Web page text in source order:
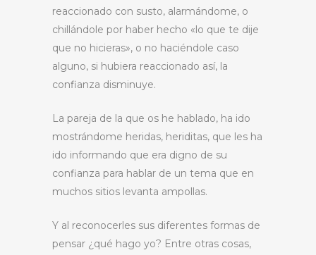
reaccionado con susto, alarmándome, o
chillándole por haber hecho «lo que te dije
que no hicieras», o no haciéndole caso
alguno, si hubiera reaccionado así, la
confianza disminuye.
La pareja de la que os he hablado, ha ido
mostrándome heridas, heriditas, que les ha
ido informando que era digno de su
confianza para hablar de un tema que en
muchos sitios levanta ampollas.
Y al reconocerles sus diferentes formas de
pensar ¿qué hago yo? Entre otras cosas,